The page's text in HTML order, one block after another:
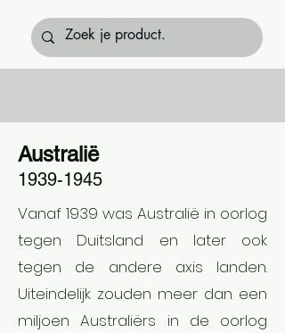
Australië
1939-1945
Vanaf 1939 was Australië in oorlog
tegen Duitsland en later ook
tegen de andere axis landen.
Uiteindelijk zouden meer dan een
miljoen Australiërs in de oorlog